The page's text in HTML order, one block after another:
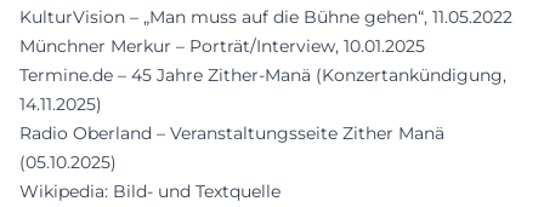
KulturVision – „Man muss auf die Bühne gehen“, 11.05.2022
Münchner Merkur – Porträt/Interview, 10.01.2025
Termine.de – 45 Jahre Zither-Manä (Konzertankündigung,
14.11.2025)
Radio Oberland – Veranstaltungsseite Zither Manä
(05.10.2025)
Wikipedia: Bild- und Textquelle